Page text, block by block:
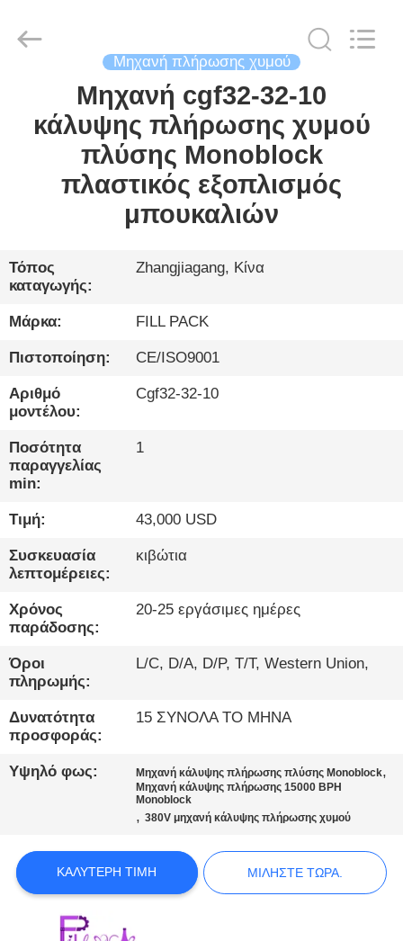
ΠΡΟΪΌΝΤΑ
ΓΎΡΟΣ
ΕΡΓΟΣΤΑΣΊΩΝ
ΠΟΙΟΤΙΚΌΣ
ΈΛΕΓΧΟΣ
ΜΑΣ
ΕΛΆΤΕ
ΣΕ
ΕΠΑΦΉ
ΜΕ
ΝΈΑ
ΜΙΛΉΣΤΕ
ΤΏΡΑ.
SITEMAP
ΑΠΟΡΡΉΤΟΥ
Machinery
Μηχανή πλήρωσης χυμού
Μηχανή cgf32-32-10
κάλυψης πλήρωσης χυμού
πλύσης Monoblock
πλαστικός εξοπλισμός
μπουκαλιών
Τόπος
καταγωγής:
Zhangjiagang, Κίνα
Μάρκα: FILL PACK
Πιστοποίηση: CE/ISO9001
Αριθμό
μοντέλου:
Cgf32-32-10
Ποσότητα
παραγγελίας
min:
1
Τιμή: 43,000 USD
Συσκευασία
λεπτομέρειες:
κιβώτια
Χρόνος
παράδοσης:
20-25 εργάσιμες ημέρες
Όροι
πληρωμής:
L/C, D/A, D/P, T/T, Western Union,
Δυνατότητα
προσφοράς:
15 ΣΥΝΟΛΑ ΤΟ ΜΗΝΑ
Υψηλό φως: Μηχανή κάλυψης πλήρωσης πλύσης Monoblock,
Μηχανή κάλυψης πλήρωσης 15000 BPH
Monoblock
,380V μηχανή κάλυψης πλήρωσης χυμού
ΚΑΛΎΤΕΡΗ ΤΙΜΉ ΜΙΛΉΣΤΕ ΤΏΡΑ.